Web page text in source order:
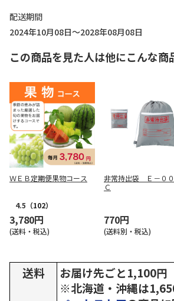
配送期間
2024年10月08日～2028年08月08日
この商品を見た人は他にこんな商
ＷＥＢ定期便果物コース
4.5 （102）
3,780円
(送料・税込)
非常持出袋 Ｅ－０
Ｃ
770円
(送料別・税込)
送料
お届け先ごと1,100円
※北海道・沖縄は